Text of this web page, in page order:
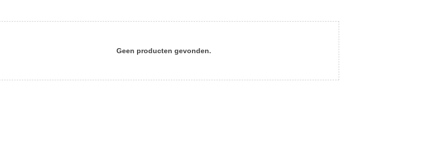
Geen producten gevonden.